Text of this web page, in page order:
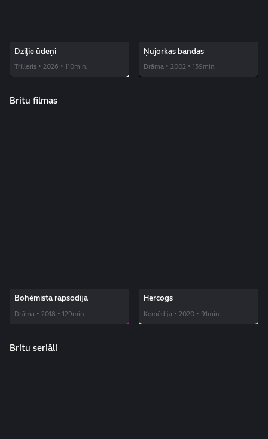
Dziļie ūdeņi
Trilleris • 2026 • 110min.
Ņujorkas bandas
Drāma • 2002 • 159min.
Britu filmas
Bohēmista rapsodija
Drāma • 2018 • 129min.
Hercogs
Komēdija • 2020 • 91min.
Britu seriāli